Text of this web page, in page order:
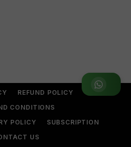
Join WhatsApp Group
REFUND POLICY
CONDITIONS
POLICY
SUBSCRIPTION
US